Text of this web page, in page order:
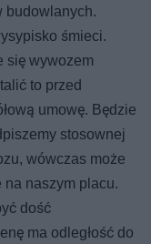
budowlanych.
śmieci.
się wywozem
to przed
umowę. Będzie
stosownej
wówczas może
na naszym placu.
dość
ma odległość do